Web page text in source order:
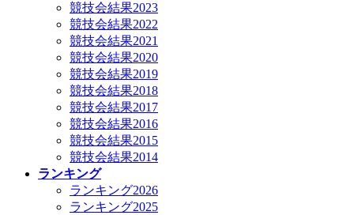
競技会結果2023
競技会結果2022
競技会結果2021
競技会結果2020
競技会結果2019
競技会結果2018
競技会結果2017
競技会結果2016
競技会結果2015
競技会結果2014
ランキング
ランキング2026
ランキング2025